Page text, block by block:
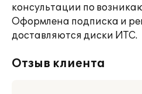
консультации по
Оформлена подписка и
доставляются диски ИТС.
Отзыв клиента